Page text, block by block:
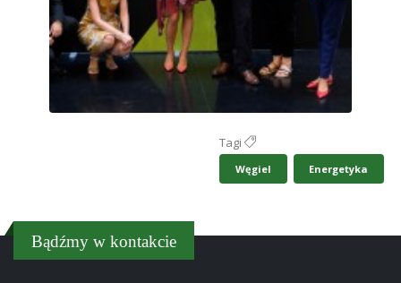
Tagi
Węgiel Energetyka
Bądźmy w kontakcie